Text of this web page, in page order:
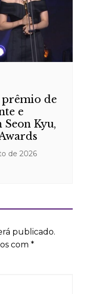
prêmio de
e
Kyu,
de 2026
publicado.
com *